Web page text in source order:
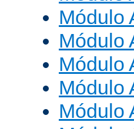
Módulo
Módulo
Módulo
Módulo
Módulo